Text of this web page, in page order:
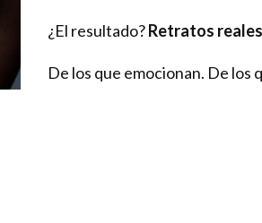
¿El resultado?Retratos
De los que emocionan. De los